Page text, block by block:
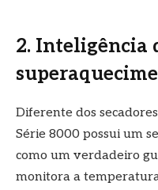
2. Inteligência
Diferente dos
Série 8000 possui um
como um verdadeiro
monitora a